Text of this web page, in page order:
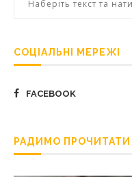
СОЦІАЛЬНІ МЕРЕЖІ
FACEBOOK
РАДИМО ПРОЧИТАТИ